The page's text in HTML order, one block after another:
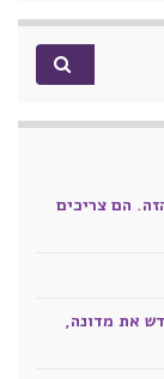
הם צריכים
את מדונה,